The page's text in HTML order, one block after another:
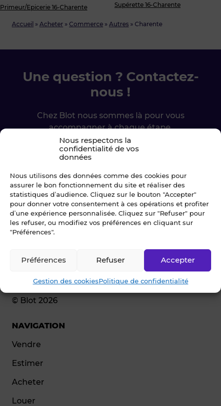
Nous respectons la
confidentialité de vos
données
Nous utilisons des données comme des cookies pour
assurer le bon fonctionnement du site et réaliser des
statistiques d’audience. Cliquez sur le bouton "Accepter"
pour donner votre consentement à ces opérations et profiter
d’une expérience personnalisée. Cliquez sur "Refuser" pour
les refuser, ou modifiez vos préférences en cliquant sur
"Préférences".
Accepter
Refuser
Préférences
Gestion des cookiesPolitique de confidentialité
Accueil » Acheter » Commerce » Autres » Charente
Primeur/Epicerie 16-Charente
Supérette 16-Charente
Une question ? Contactez-
nous !
Chez Blot nous sommes là pour vous
accompagner à chaque étape.
Ecrivez-nous
02 99 79 33 34
© Blot 2026
NAVIGATION
Vendre
Estimer
Acheter
Louer